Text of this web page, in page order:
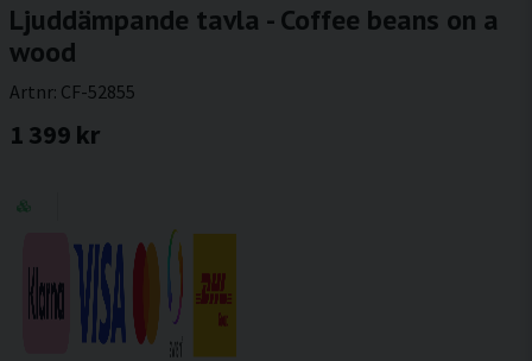
Ljuddämpande tavla - Coffee beans on a
wood
Artnr: CF-52855
1 399 kr